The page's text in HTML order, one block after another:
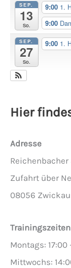
SEP.
13
So.
9:00 1.
9:00
SEP.
27
So.
9:00 1.
Hier
Adresse
Reichenbacher
Zufahrt über
08056 Zwickau
Trainingszeiten
Montags: 17:00
Mittwochs: